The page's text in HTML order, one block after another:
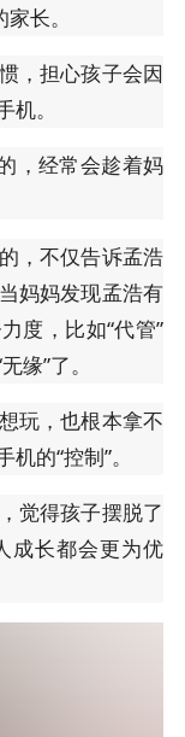
长。
，担心孩子会因
。
，经常会趁着妈
，不仅告诉孟浩
妈妈发现孟浩有
度，比如“代管”
缘”了。
玩，也根本拿不
的“控制”。
觉得孩子摆脱了
成长都会更为优